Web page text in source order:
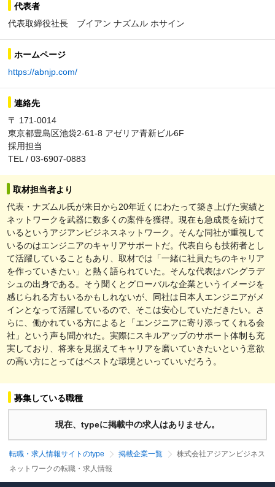
代表者
代表取締役社長 ブイアン ナズムル ホサイン
ホームページ
https://abnjp.com/
連絡先
〒 171-0014
東京都豊島区池袋2-61-8 アゼリア青新ビル6F
採用担当
TEL / 03-6907-0883
取材担当者より
代表・ナズムル氏が来日から20年近くにわたって築き上げた実績と
ネットワークを武器に数多くの案件を獲得。現在も急成長を続けて
いるというアジアンビジネスネットワーク。そんな同社が重視して
いるのはエンジニアのキャリアサポートだ。代表自らも技術者とし
て活躍していることもあり、取材では「一緒に社員たちのキャリア
を作っていきたい」と熱く語られていた。そんな代表はバングラデ
シュの出身である。そう聞くとグローバルな企業というイメージを
感じられる方もいるかもしれないが、同社は日本人エンジニアがメ
インとなって活躍しているので、そこは安心していただきたい。さ
らに、働かれている方によると「エンジニアに寄り添ってくれる会
社」という声も聞かれた。実際にスキルアップのサポート体制も充
実しており、将来を見据えてキャリアを磨いていきたいという意欲
の高い方にとってはベストな環境といっていいだろう。
募集している職種
現在、typeに掲載中の求人はありません。
転職・求人情報サイトのtype 掲載企業一覧
株式会社アジアンビジネス
ネットワークの転職・求人情報